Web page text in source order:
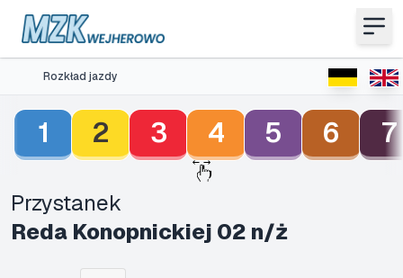
Rozkład jazdy
1 2 3 4 5 6 7
Przystanek
Reda Konopnickiej 02 n/ż